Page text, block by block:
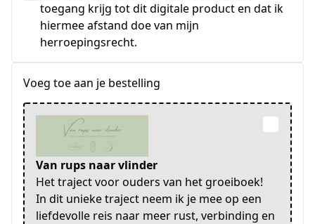
toegang krijg tot dit digitale product en dat ik
hiermee afstand doe van mijn
herroepingsrecht.
Voeg toe aan je bestelling
Van rups naar vlinder
Het traject voor ouders van het groeiboek!
In dit unieke traject neem ik je mee op een
liefdevolle reis naar meer rust, verbinding en